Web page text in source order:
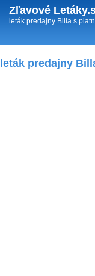
Zľavové
leták predajny Billa s
leták predajny